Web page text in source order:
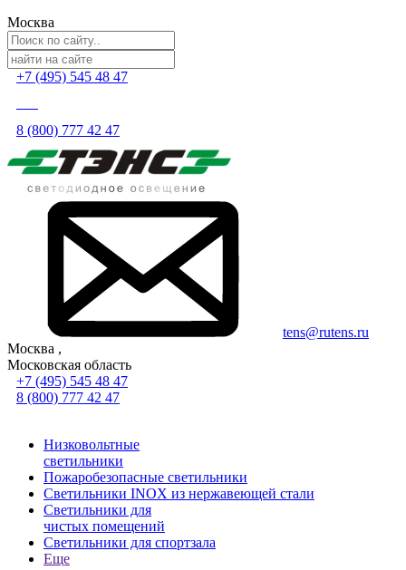
Москва
+7 (495) 545 48 47
8 (800) 777 42 47
tens@rutens.ru
Москва ,
Московская область
+7 (495) 545 48 47
8 (800) 777 42 47
Низковольтные
светильники
Пожаробезопасные светильники
Светильники INOX из нержавеющей стали
Светильники для
чистых помещений
Светильники для спортзала
Еще